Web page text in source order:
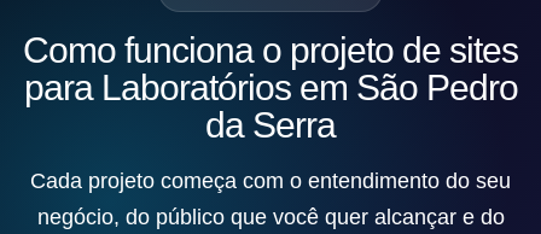
Como funciona o projeto de sites
para Laboratórios em São Pedro
da Serra
Cada projeto começa com o entendimento do seu
negócio, do público que você quer alcançar e do